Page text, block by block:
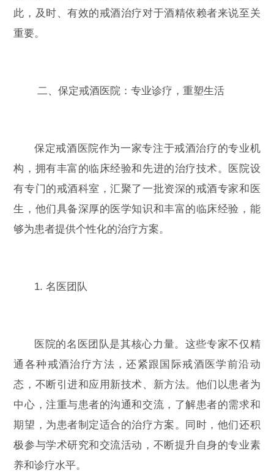
此，及时、有效的戒酒治疗对于酒精依赖者来说至关
重要。
二、保定戒酒医院：专业诊疗，重塑生活
保定戒酒医院作为一家专注于戒酒治疗的专业机
构，拥有丰富的临床经验和先进的治疗技术。医院设
有专门的戒酒科室，汇聚了一批资深的戒酒专家和医
生，他们具备深厚的医学知识和丰富的临床经验，能
够为患者提供个性化的治疗方案。
1. 名医团队
医院的名医团队是其核心力量。这些专家不仅精
通各种戒酒治疗方法，还紧跟国际戒酒医学前沿动
态，不断引进和应用新技术、新方法。他们以患者为
中心，注重与患者的沟通和交流，了解患者的需求和
期望，为患者制定适合的治疗方案。同时，他们还积
极参与学术研究和交流活动，不断提升自身的专业素
养和诊疗水平。